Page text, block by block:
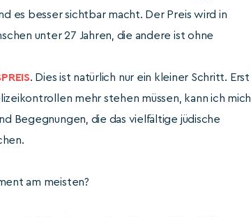
es besser sichtbar macht. Der Preis wird in
unter 27 Jahren, die andere ist ohne
. Dies ist natürlich nur ein kleiner Schritt. Erst
mehr stehen müssen, kann ich mich
Begegnungen, die das vielfältige jüdische
am meisten?